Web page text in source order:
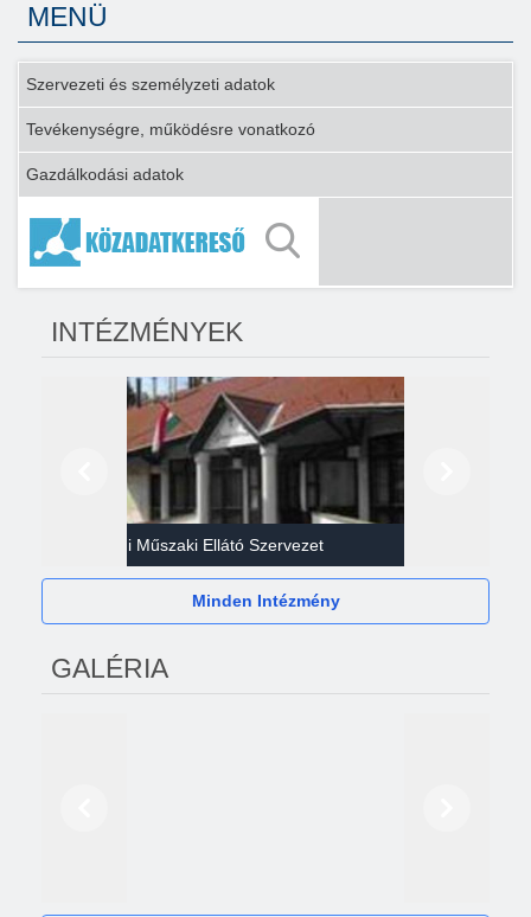
MENÜ
Szervezeti és személyzeti adatok
Tevékenységre, működésre vonatkozó
Gazdálkodási adatok
INTÉZMÉNYEK
Gazdasági Műszaki Ellátó Szervezet
Minden Intézmény
GALÉRIA